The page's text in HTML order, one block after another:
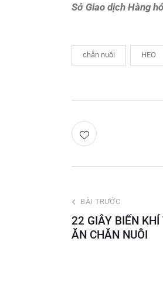
Sở Giao dịch Hàng
chăn nuôi HEO
BÀI TRƯỚC
22 GIÂY BIẾN
ĂN CHĂN NUÔI